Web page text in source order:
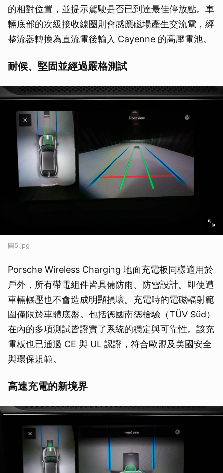
的相對位置，並提示駕駛是否已到達最佳停放點。車
輛底部的次級接收線圈則會感應磁場產生交流電，經
整流器轉換為直流電後輸入 Cayenne 的高壓電池。
耐候、堅固並經過嚴格測試
圖5.jpg
Porsche Wireless Charging 地面充電板同樣適用於
戶外，所有帶電組件皆具備防雨、防雪設計。即使遭
車輛輾壓也不會造成明顯損壞。充電時的電磁輻射範
圍僅限於車體底盤。包括德國南德檢驗（TÜV Süd）
在內的多項測試皆證實了系統的穩定與可靠性。該充
電板也已通過 CE 與 UL 認證，符合歐盟及美國安全
與環保規範。
高速充電的新境界